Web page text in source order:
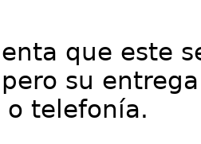
que este
su
o telefonía.